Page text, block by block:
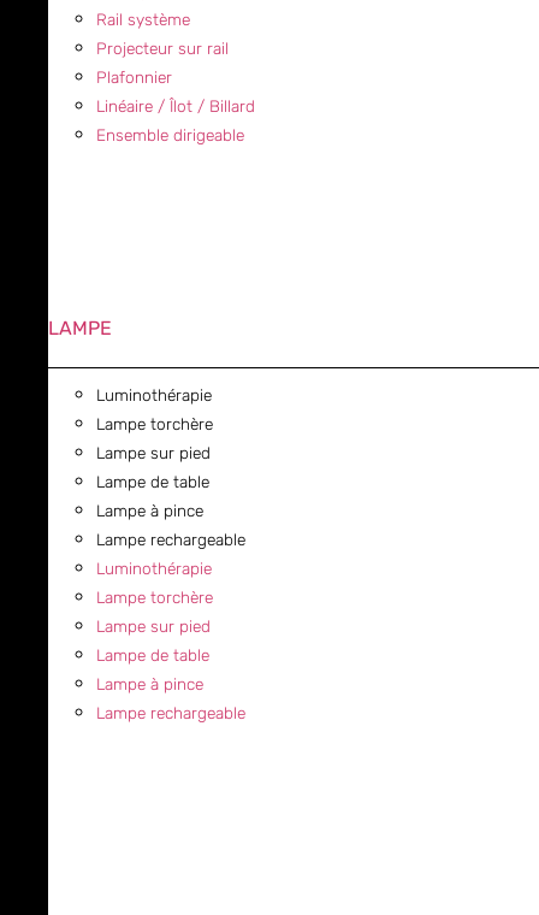
Rail système
Projecteur sur rail
Plafonnier
Linéaire / Îlot / Billard
Ensemble dirigeable
LAMPE
Luminothérapie
Lampe torchère
Lampe sur pied
Lampe de table
Lampe à pince
Lampe rechargeable
Luminothérapie
Lampe torchère
Lampe sur pied
Lampe de table
Lampe à pince
Lampe rechargeable